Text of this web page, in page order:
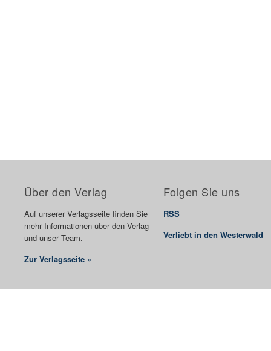
Über den Verlag
Auf unserer Verlagsseite finden Sie
mehr Informationen über den Verlag
und unser Team.
Zur Verlagsseite »
Folgen Sie uns
RSS
Verliebt in den Westerwald